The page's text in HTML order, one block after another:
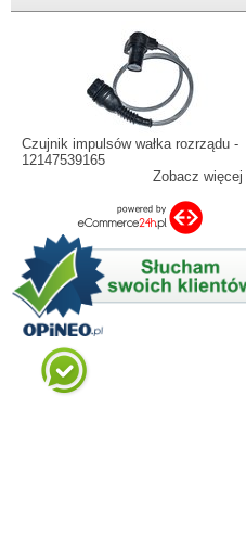
Czujnik impulsów wałka rozrządu -
12147539165
Zobacz więcej